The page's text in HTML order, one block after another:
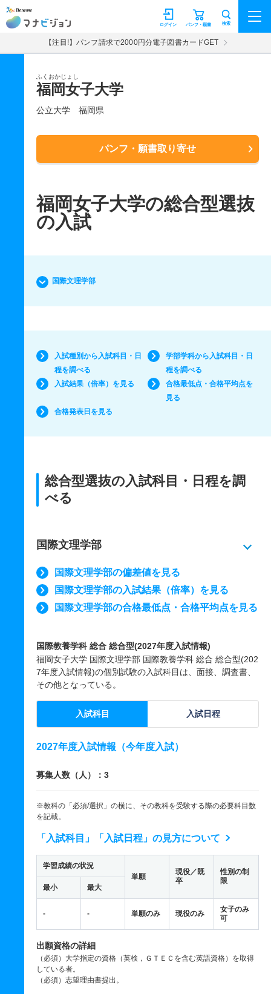
マナビジョン パンフ・願書
ログイン 検索
【注目!】パンフ請求で2000円分電子図書カードGET
ふくおかじょし
福岡女子大学
公立大学 福岡県
パンフ・願書取り寄せ
福岡女子大学の総合型選抜
の入試
国際文理学部
入試種別から入試科目・日
程を調べる
学部学科から入試科目・日
程を調べる
入試結果（倍率）を見る
合格最低点・合格平均点を
見る
合格発表日を見る
総合型選抜の入試科目・日程を調
べる
国際文理学部
国際文理学部の偏差値を見る
国際文理学部の入試結果（倍率）を見る
国際文理学部の合格最低点・合格平均点を見る
国際教養学科 総合 総合型(2027年度入試情報)
福岡女子大学 国際文理学部 国際教養学科 総合 総合型(202
7年度入試情報)の個別試験の入試科目は、面接、調査書、
その他となっている。
入試科目 入試日程
2027年度入試情報（今年度入試）
募集人数（人）：3
※教科の「必須/選択」の横に、その教科を受験する際の必要科目数
を記載。
「入試科目」「入試日程」の見方について
学習成績の状況
単願
現役／既
卒
性別の制
限
最小 最大
- - 単願のみ 現役のみ
女子のみ
可
出願資格の詳細
（必須）大学指定の資格（英検，ＧＴＥＣを含む英語資格）を取得
している者。
（必須）志望理由書提出。